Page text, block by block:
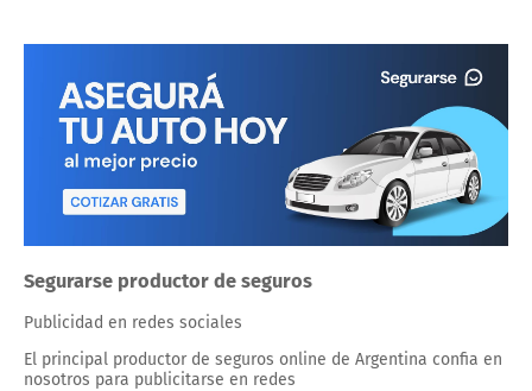
Segurarse productor de seguros
Publicidad en redes sociales
El principal productor de seguros online de Argentina confia en
nosotros para publicitarse en redes